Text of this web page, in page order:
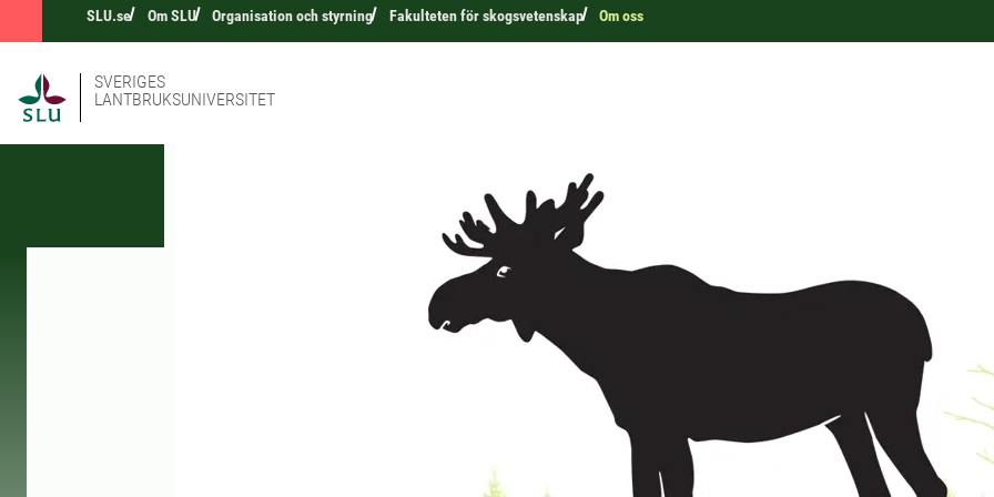
SLU.se Om SLU Organisation och styrning Fakulteten för skogsvetenskap Om oss
SVERIGES
LANTBRUKSUNIVERSITET